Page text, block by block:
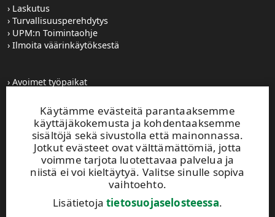
Käytämme evästeitä parantaaksemme
käyttäjäkokemusta ja kohdentaaksemme
sisältöjä sekä sivustolla että mainonnassa.
Jotkut evästeet ovat välttämättömiä, jotta
voimme tarjota luotettavaa palvelua ja
niistä ei voi kieltäytyä. Valitse sinulle sopiva
vaihtoehto.
Lisätietojatietosuojaselosteessa.
Laskutus
Turvallisuusperehdytys
UPM:n Toimintaohje
Ilmoita väärinkäytöksestä
Avoimet työpaikat
Tilaa tiedotteet
Toiminta-alueemme
UPM Vaihde
0204 15 111
Tämä sivusto on suojattu reCAPTCHA-palvelun
käyttöehdot